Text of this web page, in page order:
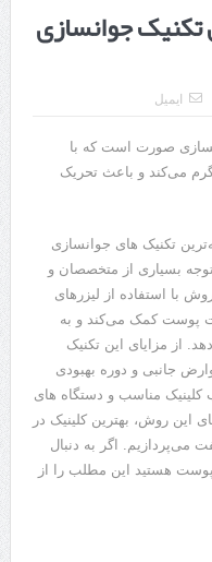
فوتونا برای بهبود قطعی
تا دو طرفه، روایت
تکنیک جوانسازی
ایمیل
صورت است که با
گرم می‌کند و باعث تحریک
تکنیک ‌های جوانسازی
بسیاری از متخصصان و
با استفاده از لیزرهای
پوست کمک می‌کند و به
از مزایای این تکنیک
جانبی و دوره بهبودی
کلینیک مناسب و دستگاه‌ های
این روش، بهترین کلینیک‌ در
می‌پردازیم. اگر به دنبال
هستید این مطلب را از